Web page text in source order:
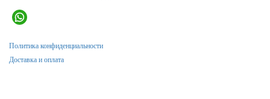
Политика конфиденциальности
Доставка и оплата